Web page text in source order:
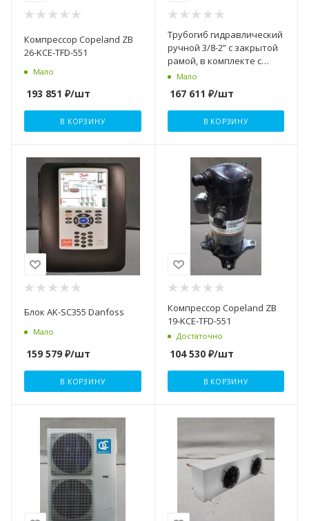
Компрессор Copeland ZB
26-KCE-TFD-551
Мало
193 851 ₽/шт
В КОРЗИНУ
Трубогиб гидравлический
ручной 3/8-2” с закрытой
рамой, в комплекте с
треногой SUPER-EGO
Мало
167 611 ₽/шт
В КОРЗИНУ
Блок AK-SC355 Danfoss
Мало
159 579 ₽/шт
В КОРЗИНУ
Компрессор Copeland ZB
19-KCE-TFD-551
Достаточно
104 530₽/шт
В КОРЗИНУ